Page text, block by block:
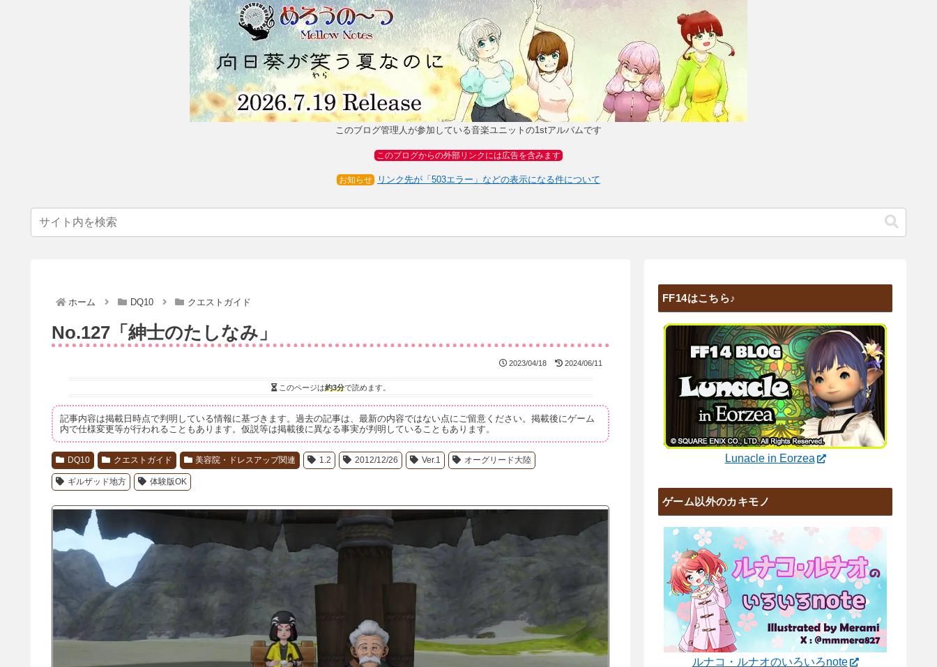
このブログ管理人が参加している音楽ユニットの1stアルバムです
このブログからの外部リンクには広告を含みます
お知らせ リンク先が「503エラー」などの表示になる件について
ホーム DQ10 クエストガイド
No.127「紳士のたしなみ」
2023/04/18 2024/06/11
このページは約3分で読めます。
記事内容は掲載日時点で判明している情報に基づきます。過去の記事は、最新の内容ではない点にご留意ください。掲載後にゲーム
内で仕様変更等が行われることもあります。仮説等は掲載後に異なる事実が判明していることもあります。
DQ10 クエストガイド 美容院・ドレスアップ関連 1.2 2012/12/26 Ver.1 オーグリード大陸
ギルザッド地方 体験版OK
FF14はこちら♪
Lunacle in Eorzea
ゲーム以外のカキモノ
ルナコ・ルナオのいろいろnote